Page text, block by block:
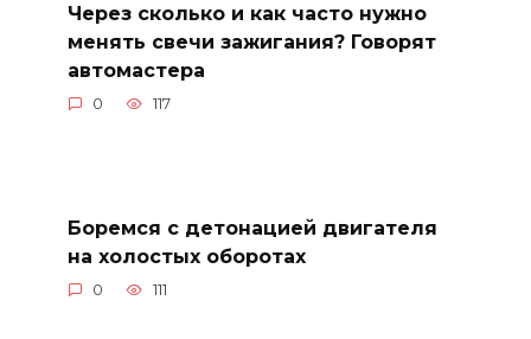
Через сколько и как часто нужно
менять свечи зажигания? Говорят
автомастера
0 117
Боремся с детонацией двигателя
на холостых оборотах
0 111